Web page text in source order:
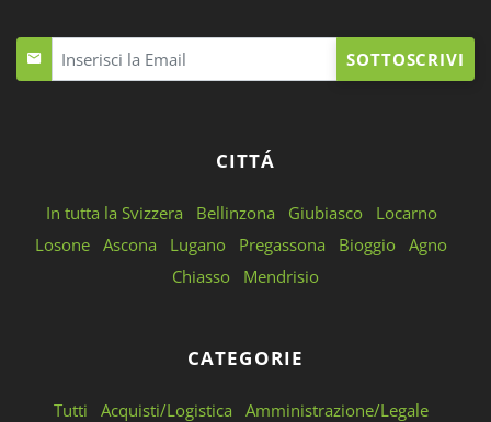
SOTTOSCRIVI
CITTÁ
In tutta la Svizzera Bellinzona Giubiasco
Locarno
Losone Ascona Lugano Pregassona Bioggio Agno
Chiasso
Mendrisio
CATEGORIE
Tutti Acquisti/Logistica
Amministrazione/Legale